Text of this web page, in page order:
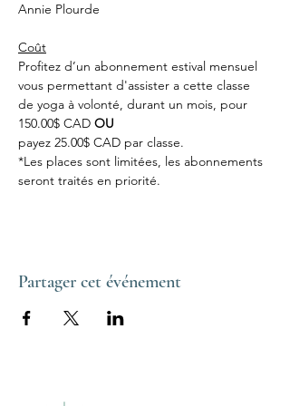
Annie Plourde
Coût
Profitez d’un abonnement estival mensuel
vous permettant d'assister a cette classe
de yoga à volonté, durant un mois, pour
150.00$ CAD OU
payez 25.00$ CAD par classe.
*Les places sont limitées, les abonnements
seront traités en priorité.
Partager cet événement